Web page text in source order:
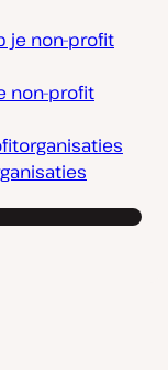
je non-profit
non-profit